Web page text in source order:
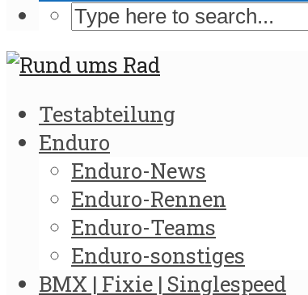
Testabteilung
Enduro
Enduro-News
Enduro-Rennen
Enduro-Teams
Enduro-sonstiges
BMX | Fixie | Singlespeed